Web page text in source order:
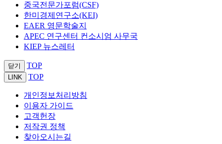
중국전문가포럼(CSF)
한미경제연구소(KEI)
EAER 영문학술지
APEC 연구센터 컨소시엄 사무국
KIEP 뉴스레터
닫기 TOP
LINK TOP
개인정보처리방침
이용자 가이드
고객헌장
저작권 정책
찾아오시는길